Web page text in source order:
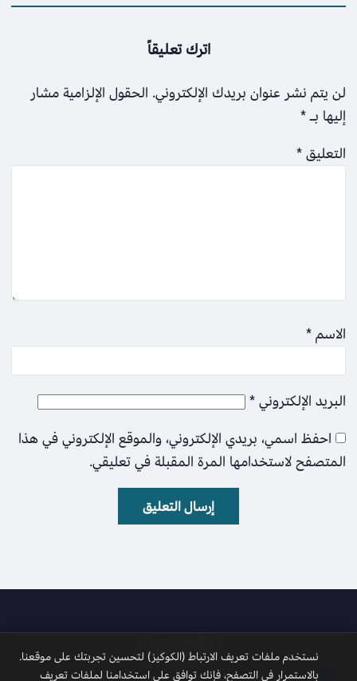
اترك تعليقاً
لن يتم نشر عنوان بريدك الإلكتروني. الحقول الإلزامية مشار
إليها بـ*
التعليق*
الاسم*
البريد الإلكتروني*
احفظ اسمي، بريدي الإلكتروني، والموقع الإلكتروني في هذا
المتصفح لاستخدامها المرة المقبلة في تعليقي.
الأمل نيوز
نستخدم ملفات تعريف الارتباط (الكوكيز) لتحسين تجربتك على موقعنا.
بالاستمرار في التصفح، فإنك توافق على استخدامنا لملفات تعريف